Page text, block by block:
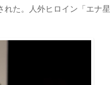
た。
人外ヒロイン「エナ星